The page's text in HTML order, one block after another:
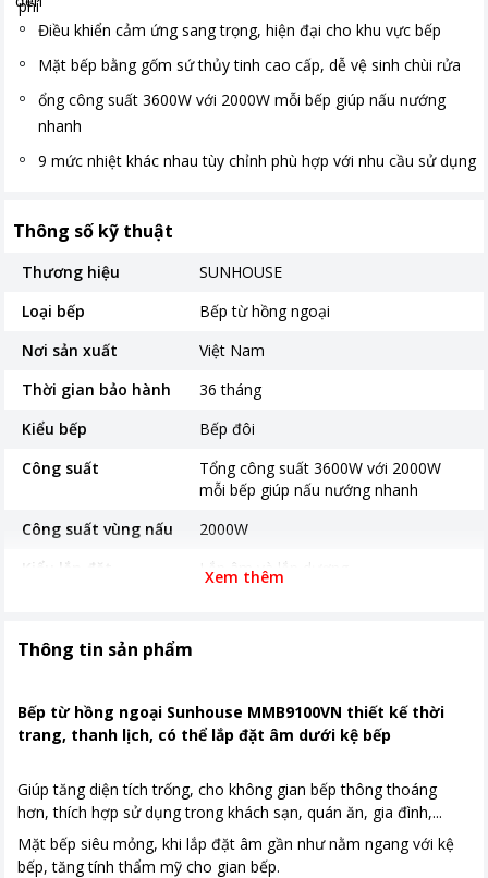
Điều khiển cảm ứng sang trọng, hiện đại cho khu vực bếp
Mặt bếp bằng gốm sứ thủy tinh cao cấp, dễ vệ sinh chùi rửa
ổng công suất 3600W với 2000W mỗi bếp giúp nấu nướng
nhanh
9 mức nhiệt khác nhau tùy chỉnh phù hợp với nhu cầu sử dụng
Thông số kỹ thuật
Thương hiệu
SUNHOUSE
Loại bếp
Bếp từ hồng ngoại
Nơi sản xuất
Việt Nam
Thời gian bảo hành
36 tháng
Kiểu bếp
Bếp đôi
Công suất
Tổng công suất 3600W với 2000W
mỗi bếp giúp nấu nướng nhanh
Công suất vùng nấu
2000W
Kiểu lắp đặt
Lắp âm và lắp dương
Chất liệu mặt bếp
Xem thêm
Thông tin sản phẩm
Bếp từ hồng ngoại Sunhouse MMB9100VN thiết kế thời
trang, thanh lịch, có thể lắp đặt âm dưới kệ bếp
Giúp tăng diện tích trống, cho không gian bếp thông thoáng
hơn, thích hợp sử dụng trong khách sạn, quán ăn, gia đình,...
Mặt bếp siêu mỏng, khi lắp đặt âm gần như nằm ngang với kệ
bếp, tăng tính thẩm mỹ cho gian bếp.